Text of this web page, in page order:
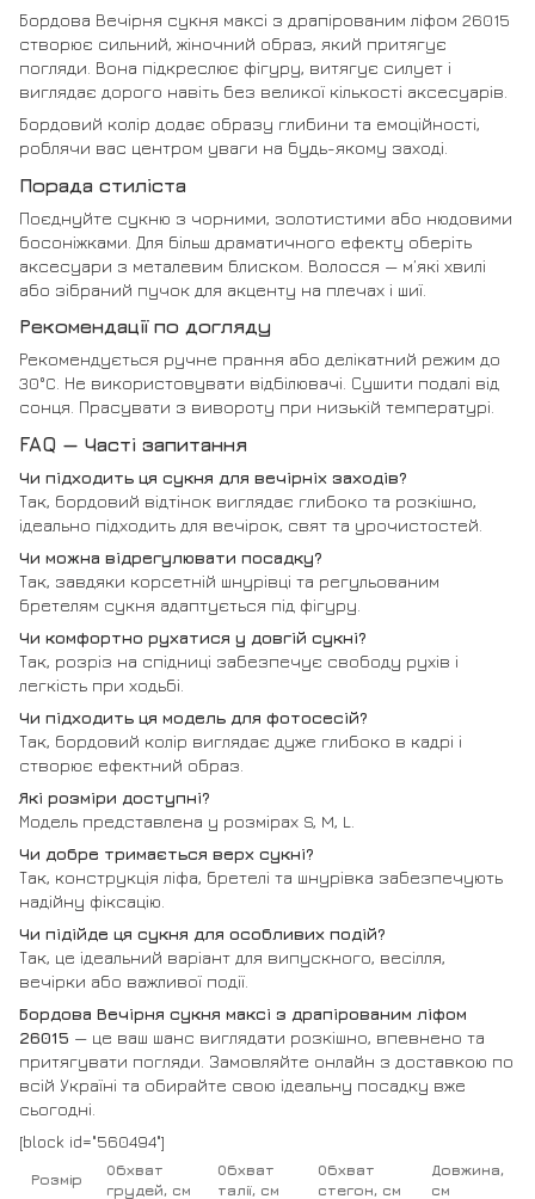
Бордова Вечірня сукня максі з драпірованим ліфом 26015
створює сильний, жіночний образ, який притягує
погляди. Вона підкреслює фігуру, витягує силует і
виглядає дорого навіть без великої кількості аксесуарів.
Бордовий колір додає образу глибини та емоційності,
роблячи вас центром уваги на будь-якому заході.
Порада стиліста
Поєднуйте сукню з чорними, золотистими або нюдовими
босоніжками. Для більш драматичного ефекту оберіть
аксесуари з металевим блиском. Волосся — м’які хвилі
або зібраний пучок для акценту на плечах і шиї.
Рекомендації по догляду
Рекомендується ручне прання або делікатний режим до
30°C. Не використовувати відбілювачі. Сушити подалі від
сонця. Прасувати з вивороту при низькій температурі.
FAQ — Часті запитання
Чи підходить ця сукня для вечірніх заходів?
Так, бордовий відтінок виглядає глибоко та розкішно,
ідеально підходить для вечірок, свят та урочистостей.
Чи можна відрегулювати посадку?
Так, завдяки корсетній шнурівці та регульованим
бретелям сукня адаптується під фігуру.
Чи комфортно рухатися у довгій сукні?
Так, розріз на спідниці забезпечує свободу рухів і
легкість при ходьбі.
Чи підходить ця модель для фотосесій?
Так, бордовий колір виглядає дуже глибоко в кадрі і
створює ефектний образ.
Які розміри доступні?
Модель представлена у розмірах S, M, L.
Чи добре тримається верх сукні?
Так, конструкція ліфа, бретелі та шнурівка забезпечують
надійну фіксацію.
Чи підійде ця сукня для особливих подій?
Так, це ідеальний варіант для випускного, весілля,
вечірки або важливої події.
Бордова Вечірня сукня максі з драпірованим ліфом
26015 — це ваш шанс виглядати розкішно, впевнено та
притягувати погляди. Замовляйте онлайн з доставкою по
всій Україні та обирайте свою ідеальну посадку вже
сьогодні.
[block id="560494"]
Розмір
Обхват
грудей, см
Обхват
талії, см
Обхват
стегон, см
Довжина,
см